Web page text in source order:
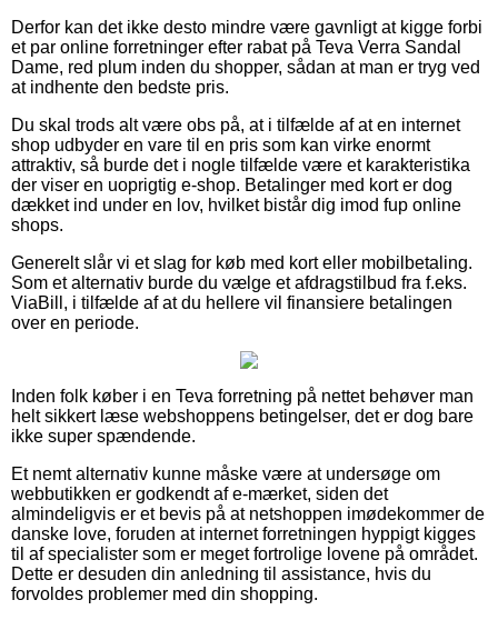
Derfor kan det ikke desto mindre være gavnligt at kigge forbi
et par online forretninger efter rabat på Teva Verra Sandal
Dame, red plum inden du shopper, sådan at man er tryg ved
at indhente den bedste pris.
Du skal trods alt være obs på, at i tilfælde af at en internet
shop udbyder en vare til en pris som kan virke enormt
attraktiv, så burde det i nogle tilfælde være et karakteristika
der viser en uoprigtig e-shop. Betalinger med kort er dog
dækket ind under en lov, hvilket bistår dig imod fup online
shops.
Generelt slår vi et slag for køb med kort eller mobilbetaling.
Som et alternativ burde du vælge et afdragstilbud fra f.eks.
ViaBill, i tilfælde af at du hellere vil finansiere betalingen
over en periode.
Inden folk køber i en Teva forretning på nettet behøver man
helt sikkert læse webshoppens betingelser, det er dog bare
ikke super spændende.
Et nemt alternativ kunne måske være at undersøge om
webbutikken er godkendt af e-mærket, siden det
almindeligvis er et bevis på at netshoppen imødekommer de
danske love, foruden at internet forretningen hyppigt kigges
til af specialister som er meget fortrolige lovene på området.
Dette er desuden din anledning til assistance, hvis du
forvoldes problemer med din shopping.